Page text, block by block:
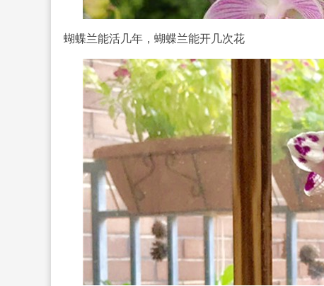
蝴蝶兰能活几年，蝴蝶兰能开几次花